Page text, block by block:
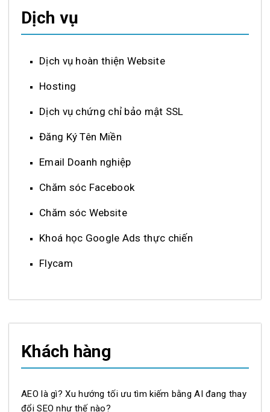
Dịch vụ
Dịch vụ hoàn thiện Website
Hosting
Dịch vụ chứng chỉ bảo mật SSL
Đăng Ký Tên Miền
Email Doanh nghiệp
Chăm sóc Facebook
Chăm sóc Website
Khoá học Google Ads thực chiến
Flycam
Khách hàng
AEO là gì? Xu hướng tối ưu tìm kiếm bằng AI đang thay
đổi SEO như thế nào?